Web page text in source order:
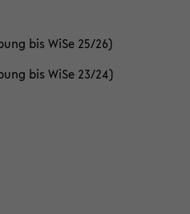
bis WiSe 25/26)
bis WiSe 23/24)